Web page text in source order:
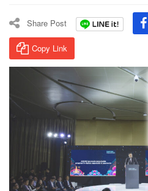
Share Post
Copy Link